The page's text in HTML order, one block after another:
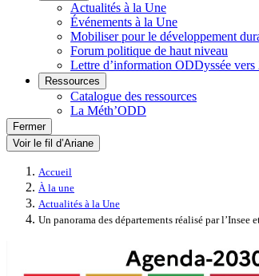
Actualités à la Une
Événements à la Une
Mobiliser pour le développement
Forum politique de haut niveau
Lettre d’information ODDyssée vers
Ressources
Catalogue des ressources
La Méth’ODD
Fermer
Voir le fil d’Ariane
Accueil
À la une
Actualités à la Une
Un panorama des départements réalisé par l’Insee